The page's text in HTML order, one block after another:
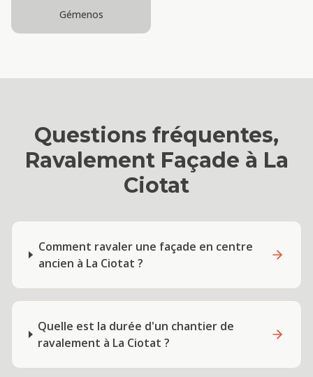
Gémenos
Questions fréquentes,
Ravalement Façade à La
Ciotat
Comment ravaler une façade en centre
ancien à La Ciotat ?
Quelle est la durée d'un chantier de
ravalement à La Ciotat ?